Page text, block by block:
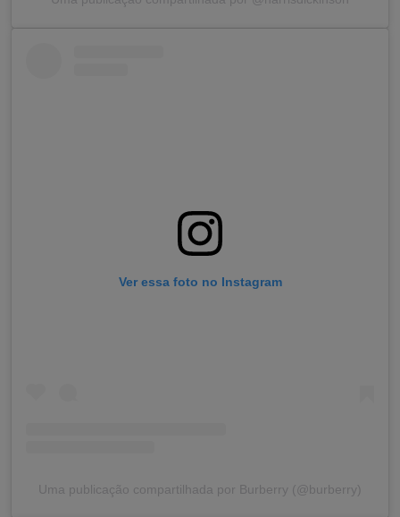
Ver essa foto no Instagram
Uma publicação compartilhada por Burberry (@burberry)